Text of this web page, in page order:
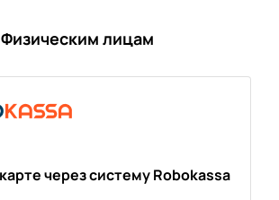
Физическим лицам
через систему Robokassa